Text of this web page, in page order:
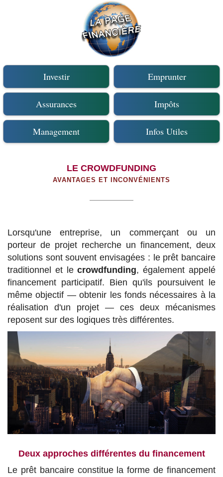
Investir Emprunter
Assurances Impôts
Management Infos Utiles
LE CROWDFUNDING
AVANTAGES ET INCONVÉNIENTS
Lorsqu'une entreprise, un commerçant ou un
porteur de projet recherche un financement, deux
solutions sont souvent envisagées : le prêt bancaire
traditionnel et lecrowdfunding, également appelé
financement participatif. Bien qu'ils poursuivent le
même objectif — obtenir les fonds nécessaires à la
réalisation d'un projet — ces deux mécanismes
reposent sur des logiques très différentes.
Deux approches différentes du financement
Le prêt bancaire constitue la forme de financement